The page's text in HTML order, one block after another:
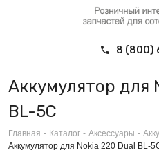
8 (800)
Аккумулятор для
BL-5C
Главная - Каталог - Аксессуары -
Аккумулятор для Nokia 220 Dual BL-